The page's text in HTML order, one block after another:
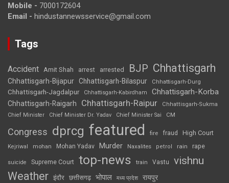
Mobile - 7000172604
Email - hindustannewsservice@gmail.com
Tags
Accident Amit Shah arrest arrested BJP Chhattisgarh
Chhattisgarh-Bijapur Chhattisgarh-Bilaspur Chhattisgarh-Durg
Chhattisgarh-Jagdalpur Chhattisgarh-Kabirdham Chhattisgarh-Korba
Chhattisgarh-Raigarh Chhattisgarh-Raipur
Chhattisgarh-Sukma
Chief Minister
Chief Minister Dr. Yadav Chief Minister Sai CM
Congress dprcg featured fire fraud High Court
Kejriwal mohan Mohan Yadav Murder Naxalites petrol rain rape
suicide Supreme Court top-news train Vastu vishnu
Weather इंदौर छत्तीसगढ़ भोपाल मध्य प्रदेश रायपुर